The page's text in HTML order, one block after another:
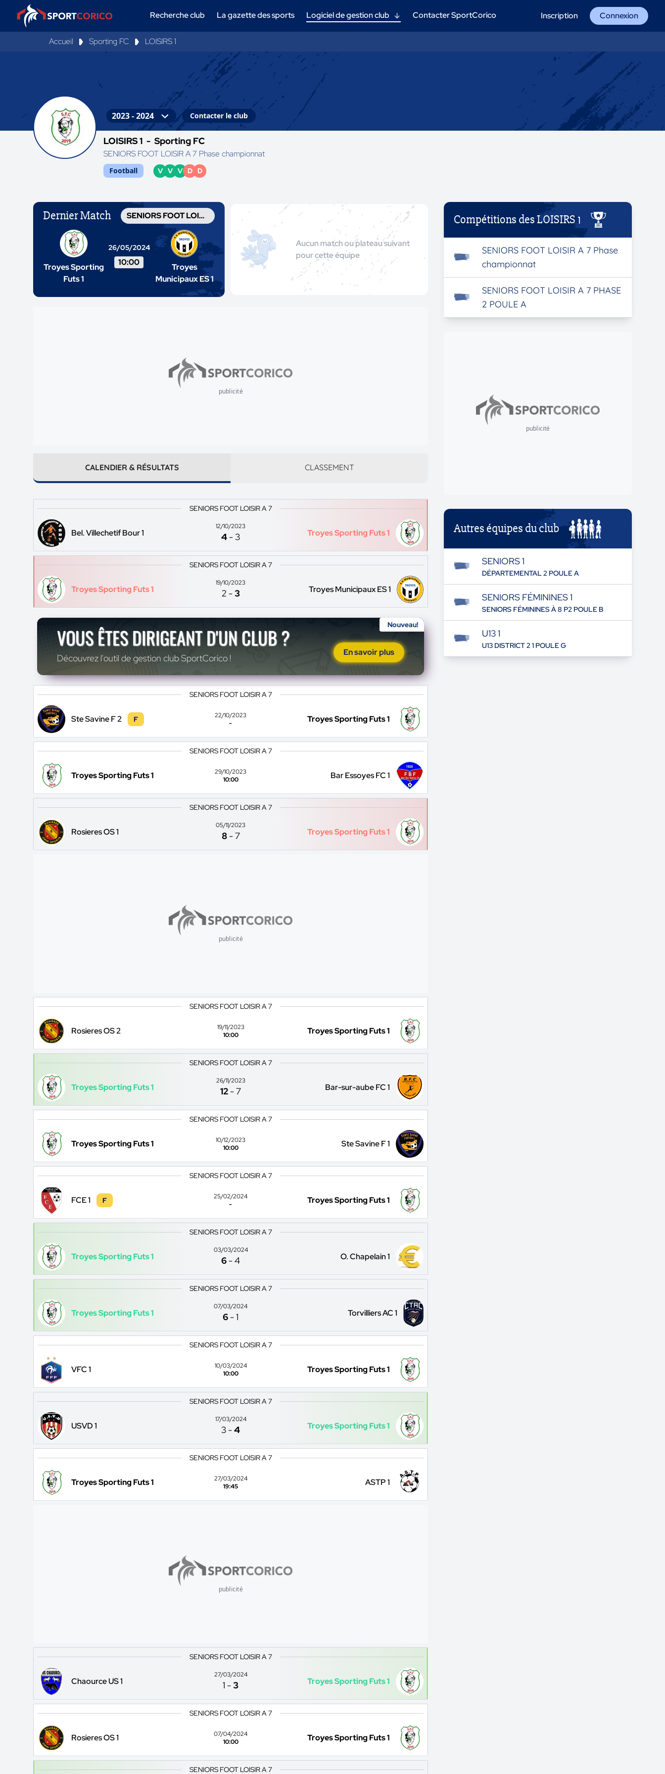
Recherche club La gazette des sports Logiciel de gestion club Contacter SportCorico Inscription Connexion
Accueil Sporting FC LOISIRS 1
Contacter le club
LOISIRS 1 -Sporting FC
SENIORS FOOT LOISIR A 7 Phase championnat
Football V V V D D
Dernier Match SENIORS FOOT LOISIR A 7
Troyes Sporting
Futs 1
26/05/2024
10:00
Troyes
Municipaux ES 1
Aucun match ou plateau suivant
pour cette équipe
publicité
CALENDIER & RÉSULTATS CLASSEMENT
SENIORS FOOT LOISIR A 7
Bel. Villechetif Bour 1
12/10/2023
4 - 3 Troyes Sporting Futs 1
SENIORS FOOT LOISIR A 7
Troyes Sporting Futs 1
19/10/2023
2 -3 Troyes Municipaux ES 1
Nouveau!
VOUS ÊTES DIRIGEANT D'UN CLUB ?
Découvrez l'outil de gestion club SportCorico !
En savoir plus
SENIORS FOOT LOISIR A 7
Ste Savine F 2 F
22/10/2023
-
Troyes Sporting Futs 1
SENIORS FOOT LOISIR A 7
Troyes Sporting Futs 1
29/10/2023
10:00
Bar Essoyes FC 1
SENIORS FOOT LOISIR A 7
Rosieres OS 1
05/11/2023
8 -7 Troyes Sporting Futs 1
publicité
SENIORS FOOT LOISIR A 7
Rosieres OS 2
19/11/2023
10:00
Troyes Sporting Futs 1
SENIORS FOOT LOISIR A 7
Troyes Sporting Futs 1
26/11/2023
12 -7 Bar-sur-aube FC 1
SENIORS FOOT LOISIR A 7
Troyes Sporting Futs 1
10/12/2023
10:00
Ste Savine F 1
SENIORS FOOT LOISIR A 7
FCE 1 F
25/02/2024
-
Troyes Sporting Futs 1
SENIORS FOOT LOISIR A 7
Troyes Sporting Futs 1
03/03/2024
6 -4 O. Chapelain 1
SENIORS FOOT LOISIR A 7
Troyes Sporting Futs 1
07/03/2024
6 -1 Torvilliers AC 1
SENIORS FOOT LOISIR A 7
VFC 1
10/03/2024
10:00
Troyes Sporting Futs 1
SENIORS FOOT LOISIR A 7
USVD 1
17/03/2024
3 -4 Troyes Sporting Futs 1
SENIORS FOOT LOISIR A 7
Troyes Sporting Futs 1
27/03/2024
19:45
ASTP 1
publicité
SENIORS FOOT LOISIR A 7
Chaource US 1
27/03/2024
1 -3 Troyes Sporting Futs 1
SENIORS FOOT LOISIR A 7
Rosieres OS 1
07/04/2024
10:00
Troyes Sporting Futs 1
SENIORS FOOT LOISIR A 7
Compétitions des LOISIRS 1
SENIORS FOOT LOISIR A 7 Phase
championnat
SENIORS FOOT LOISIR A 7 PHASE
2 POULE A
publicité
Autres équipes du club
SENIORS 1
DÉPARTEMENTAL 2 POULE A
SENIORS FÉMININES 1
SENIORS FÉMININES À 8 P2 POULE B
U13 1
U13 DISTRICT 2 1 POULE G